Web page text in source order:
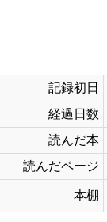
記録初日
経過日数
読んだ本
読んだページ
本棚